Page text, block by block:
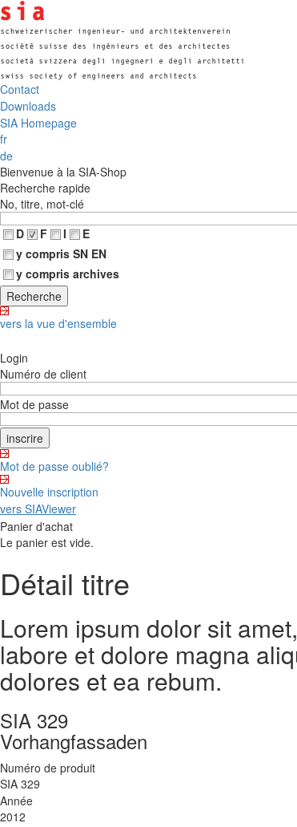
Contact
Downloads
SIA Homepage
fr
de
Bienvenue à la SIA-Shop
Recherche rapide
No, titre, mot-clé
D
F I
E
y compris SN EN
y compris archives
vers la vue d'ensemble
Login
Numéro de client
Mot de passe
Mot de passe oublié?
Nouvelle inscription
vers SIAViewer
Panier d'achat
Le panier est vide.
Détail titre
Lorem ipsum dolor sit
labore et dolore magna
dolores et ea rebum.
SIA 329
Vorhangfassaden
Numéro de produit
SIA 329
Année
2012